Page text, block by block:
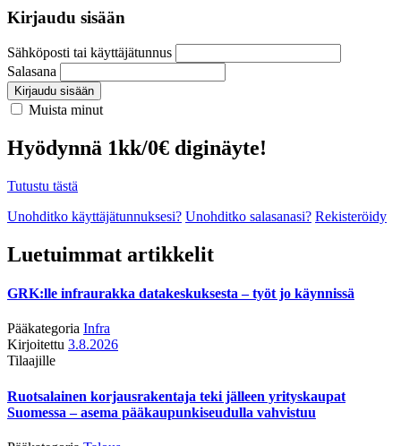
Kirjaudu sisään
Sähköposti tai käyttäjätunnus
Salasana
Kirjaudu sisään
Muista minut
Hyödynnä 1kk/0€ diginäyte!
Tutustu tästä
Unohditko käyttäjätunnuksesi? Unohditko salasanasi? Rekisteröidy
Luetuimmat artikkelit
GRK:lle infraurakka datakeskuksesta – työt jo käynnissä
Pääkategoria Infra
Kirjoitettu 3.8.2026
Tilaajille
Ruotsalainen korjausrakentaja teki jälleen yrityskaupat
Suomessa – asema pääkaupunkiseudulla vahvistuu